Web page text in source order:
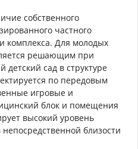
собственного
частного
комплекса. Для молодых
решающим при
сад в структуре
по передовым
игровые и
блок и помещения
высокий уровень
близости